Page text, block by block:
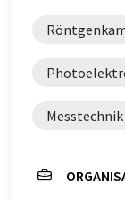
Messtechnik